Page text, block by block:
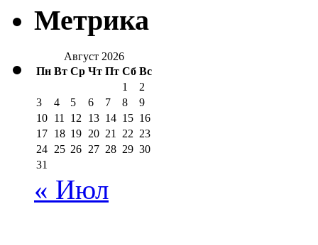
Метрика
Август 2026
Пн Вт Ср Чт Пт Сб Вс
1
2
3
4 5 6 7 8
9
10 11 12 13 14 15 16
17 18 19 20 21 22 23
24 25 26 27 28 29 30
31
« Июл